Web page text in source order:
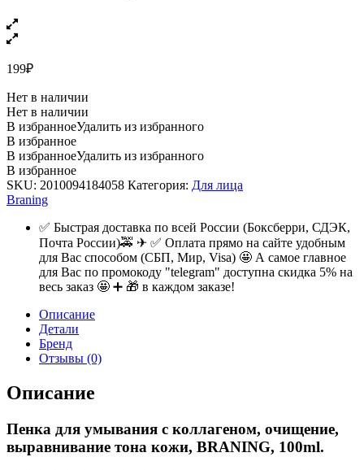
199₽
Нет в наличии
Нет в наличии
В избранноеУдалить из избранного
В избранное
В избранноеУдалить из избранного
В избранное
SKU: 2010094184058 Категория: Для лица
Braning
✅ Быстрая доставка по всей России (Боксберри, СДЭК,
Почта России)🚕 ✈ ✅ Оплата прямо на сайте удобным
для Вас способом (СБП, Мир, Visa) 🤩 А самое главное
для Вас по промокоду "telegram" доступна скидка 5% на
весь заказ 🤩 ➕ 🎁 в каждом заказе!
Описание
Детали
Бренд
Отзывы (0)
Описание
Пенка для умывания с коллагеном, очищение,
выравнивание тона кожи, BRANING, 100ml.